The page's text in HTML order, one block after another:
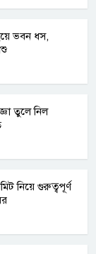
ভবন ধস,
তুলে নিল
নিয়ে গুরুত্বপূর্ণ